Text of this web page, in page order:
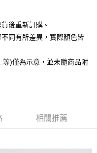
的支付方式。 讓您購物簡單
值。
帳。
。
中的連結，可透過四大超商／
視為有效，需透過AFTEE先享
費
費
後重新訂購。
同有所差異，實際顏色皆
等)僅為示意，並未隨商品附
相關推薦